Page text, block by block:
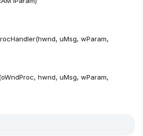
uMsg, wParam,
hwnd, uMsg, wParam,